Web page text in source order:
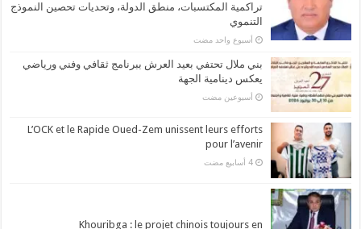
تراكمية المكتسبات، منطق الدولة، وتحديات تحصين النموذج
التنموي
‏أسبوع واحد مضت
بني ملال تحتفي بعيد العرش ببرنامج ثقافي وفني ورياضي
يعكس دينامية الجهة
‏أسبوعين مضت
L’OCK et le Rapide Oued-Zem unissent leurs efforts
pour l’avenir
‏4 أسابيع مضت
Khouribga : le projet chinois toujours en